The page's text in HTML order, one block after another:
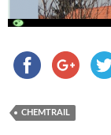
CHEMTRAIL